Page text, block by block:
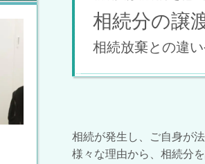
相続分の譲
相続放棄との違
相続が発生し、ご自身が
様々な理由から、相続分